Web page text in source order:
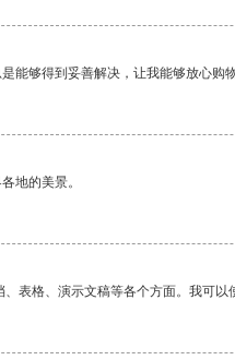
能够得到妥善解决，让我能够放心购物
地的美景。
表格、演示文稿等各个方面。我可以